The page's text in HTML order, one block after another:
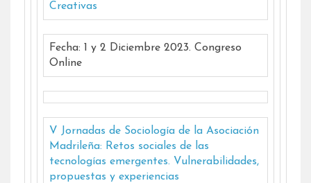
Creativas
Fecha: 1 y 2 Diciembre 2023. Congreso
Online
V Jornadas de Sociología de la Asociación
Madrileña: Retos sociales de las
tecnologías emergentes. Vulnerabilidades,
propuestas y experiencias